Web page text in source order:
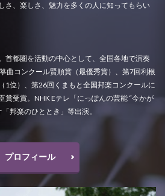
さ、楽しさ、魅力を多くの人に知ってもらい
首都圏を活動の中心として、全国各地で演奏
曲コンクール賢順賞（最優秀賞）、第7回利根
1位）、第26回くまもと全国邦楽コンクールに
賞受賞。NHK Eテレ「にっぽんの芸能 “今かが
邦楽のひととき」等出演。
プロフィール